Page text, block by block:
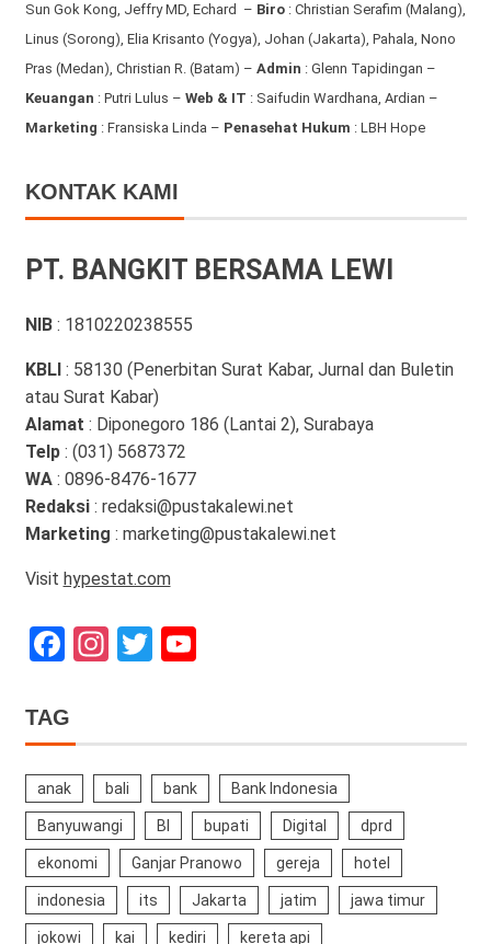
Sun Gok Kong, Jeffry MD, Echard – Biro: Christian Serafim (Malang),
Linus (Sorong), Elia Krisanto (Yogya), Johan (Jakarta), Pahala, Nono
Pras (Medan), Christian R. (Batam) – Admin : Glenn Tapidingan –
Keuangan : Putri Lulus – Web & IT : Saifudin Wardhana, Ardian –
Marketing : Fransiska Linda – Penasehat Hukum : LBH Hope
KONTAK KAMI
PT. BANGKIT BERSAMA LEWI
NIB : 1810220238555
KBLI : 58130 (Penerbitan Surat Kabar, Jurnal dan Buletin
atau Surat Kabar)
Alamat : Diponegoro 186 (Lantai 2), Surabaya
Telp: (031) 5687372
WA: 0896-8476-1677
Redaksi: redaksi@pustakalewi.net
Marketing : marketing@pustakalewi.net
Visit hypestat.com
Facebook
Instagram
TwitterYouTube
TAG
anak bali bank Bank Indonesia
Banyuwangi BI bupati Digital dprd
ekonomi Ganjar Pranowo gereja hotel
indonesia its Jakarta jatim jawa timur
jokowi kai kediri kereta api